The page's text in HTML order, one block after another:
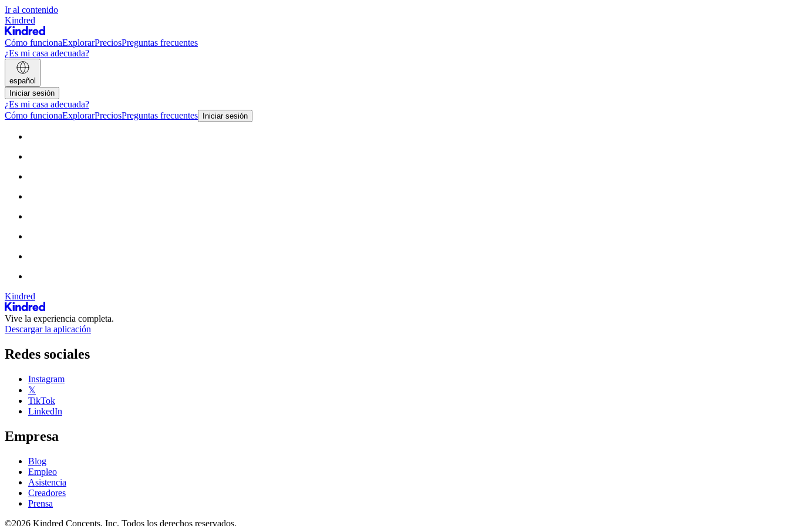
Ir al contenido
Kindred
Cómo funcionaExplorarPreciosPreguntas frecuentes
¿Es mi casa adecuada?
español
Iniciar sesión
¿Es mi casa adecuada?
Cómo funcionaExplorarPreciosPreguntas frecuentes Iniciar sesión
Kindred
Vive la experiencia completa.
Descargar la aplicación
Redes sociales
Instagram
𝕏
TikTok
LinkedIn
Empresa
Blog
Empleo
Asistencia
Creadores
Prensa
©2026 Kindred Concepts, Inc. Todos los derechos reservados.